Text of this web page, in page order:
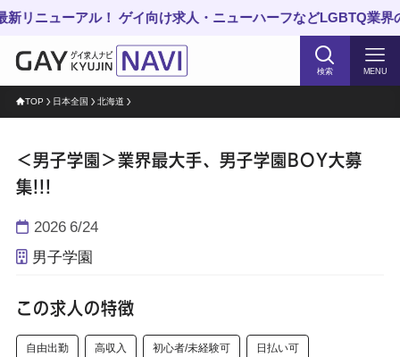
ューアル！ ゲイ向け求人・ニューハーフなどLGBTQ業界の仕
検索 MENU
TOP 日本全国 北海道
＜男子学園＞業界最大手、男子学園BOY大募
集!!!
2026 6/24
男子学園
この求人の特徴
自由出勤 高収入 初心者/未経験可 日払い可